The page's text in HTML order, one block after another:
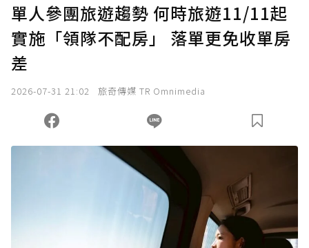
單人參團旅遊趨勢 何時旅遊11/11起
實施「領隊不配房」 落單更免收單房
差
2026-07-31 21:02 旅奇傳媒 TR Omnimedia